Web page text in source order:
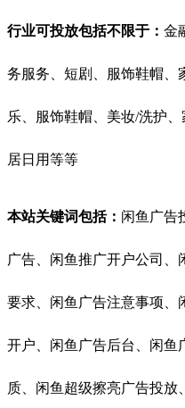
行业可投放包括不限于： 金
务服务、短剧、服饰鞋帽、
乐、服饰鞋帽、美妆/洗护
居日用等等
本站关键词包括： 闲鱼 广告
广告、闲鱼推广开户公司、
要求、闲鱼广告注意事项、
开户、闲鱼广告后台、闲鱼
质、闲鱼超级擦亮广告投放